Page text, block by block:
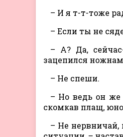
– И я т-т-тоже
– Если ты не
– А? Да,
зацепился
– Не спеши.
– Но ведь он же
скомкав плащ,
– Не нервничай,